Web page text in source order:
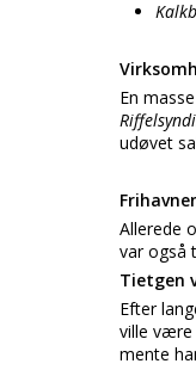
En
udøvet
Allerede
var også
Tietgen
Efter
ville være
mente